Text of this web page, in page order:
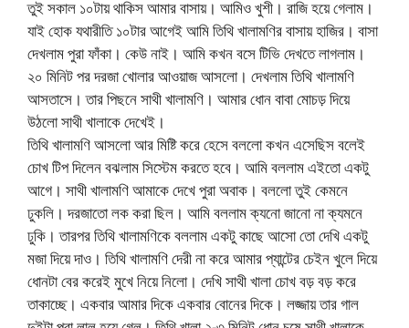
তুই সকাল ১০টায় থাকিস আমার বাসায়। আমিও খুশী। রাজি হয়ে গেলাম।
যাই হোক যথারীতি ১০টার আগেই আমি তিথি খালামণির বাসায় হাজির। বাসা
দেখলাম পুরা ফাঁকা। কেউ নাই। আমি কখন বসে টিভি দেখতে লাগলাম।
২০ মিনিট পর দরজা খোলার আওয়াজ আসলো। দেখলাম তিথি খালামণি
আসতাসে। তার পিছনে সাথী খালামণি। আমার ধোন বাবা মোচড় দিয়ে
উঠলো সাথী খালাকে দেখেই।
তিথি খালামণি আসলো আর মিষ্টি করে হেসে বললো কখন এসেছিস বলেই
চোখ টিপ দিলেন বঝলাম সিস্টেম করতে হবে। আমি বললাম এইতো একটু
আগে। সাথী খালামণি আমাকে দেখে পুরা অবাক। বললো তুই কেমনে
ঢুকলি। দরজাতো লক করা ছিল। আমি বললাম ক্যনো জানো না ক্যমনে
ঢুকি। তারপর তিথি খালামণিকে বললাম একটু কাছে আসো তো দেখি একটু
মজা দিয়ে দাও। তিথি খালামণি দেরী না করে আমার প্যান্টের চেইন খুলে দিয়ে
ধোনটা বের করেই মুখে নিয়ে নিলো। দেখি সাথী খালা চোখ বড় বড় করে
তাকাচ্ছে। একবার আমার দিকে একবার বোনের দিকে। লজ্জায় তার গাল